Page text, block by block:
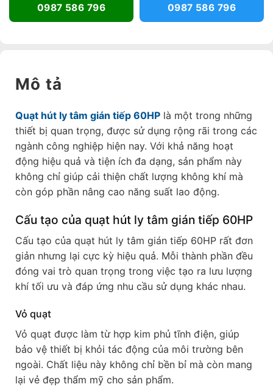
0987 586 796 0987 586 796
Mô tả
Quạt hút ly tâm gián tiếp 60HP là một trong những
thiết bị quan trọng, được sử dụng rộng rãi trong các
ngành công nghiệp hiện nay. Với khả năng hoạt
động hiệu quả và tiện ích đa dạng, sản phẩm này
không chỉ giúp cải thiện chất lượng không khí mà
còn góp phần nâng cao năng suất lao động.
Cấu tạo của quạt hút ly tâm gián tiếp 60HP
Cấu tạo của quạt hút ly tâm gián tiếp 60HP rất đơn
giản nhưng lại cực kỳ hiệu quả. Mỗi thành phần đều
đóng vai trò quan trọng trong việc tạo ra lưu lượng
khí tối ưu và đáp ứng nhu cầu sử dụng khác nhau.
Vỏ quạt
Vỏ quạt được làm từ hợp kim phủ tĩnh điện, giúp
bảo vệ thiết bị khỏi tác động của môi trường bên
ngoài. Chất liệu này không chỉ bền bỉ mà còn mang
lại vẻ đẹp thẩm mỹ cho sản phẩm.